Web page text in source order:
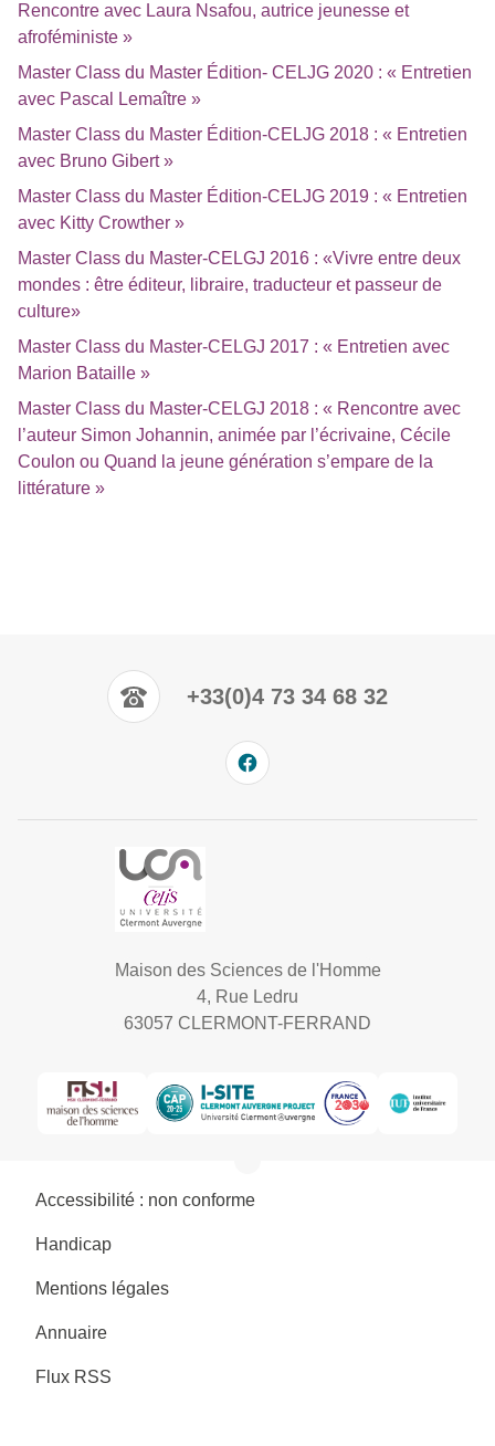
Rencontre avec Laura Nsafou, autrice jeunesse et
afroféministe »
Master Class du Master Édition- CELJG 2020 : « Entretien
avec Pascal Lemaître »
Master Class du Master Édition-CELJG 2018 : « Entretien
avec Bruno Gibert »
Master Class du Master Édition-CELJG 2019 : « Entretien
avec Kitty Crowther »
Master Class du Master-CELGJ 2016 : «Vivre entre deux
mondes : être éditeur, libraire, traducteur et passeur de
culture»
Master Class du Master-CELGJ 2017 : « Entretien avec
Marion Bataille »
Master Class du Master-CELGJ 2018 : « Rencontre avec
l’auteur Simon Johannin, animée par l’écrivaine, Cécile
Coulon ou Quand la jeune génération s’empare de la
littérature »
+33(0)4 73 34 68 32
Maison des Sciences de l'Homme
4, Rue Ledru
63057 CLERMONT-FERRAND
Accessibilité : non conforme
Handicap
Mentions légales
Annuaire
Flux RSS